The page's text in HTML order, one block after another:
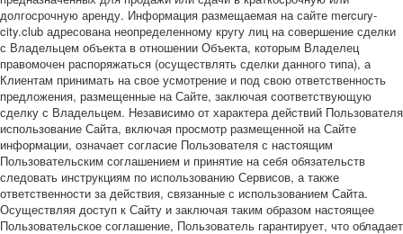
долгосрочную аренду. Информация размещаемая на сайте mercury-
city.club адресована неопределенному кругу лиц на совершение сделки
с Владельцем объекта в отношении Объекта, которым Владелец
правомочен распоряжаться (осуществлять сделки данного типа), а
Клиентам принимать на свое усмотрение и под свою ответственность
предложения, размещенные на Сайте, заключая соответствующую
сделку с Владельцем. Независимо от характера действий Пользователя
использование Сайта, включая просмотр размещенной на Сайте
информации, означает согласие Пользователя с настоящим
Пользовательским соглашением и принятие на себя обязательств
следовать инструкциям по использованию Сервисов, а также
ответственности за действия, связанные с использованием Сайта.
Осуществляя доступ к Сайту и заключая таким образом настоящее
Пользовательское соглашение, Пользователь гарантирует, что обладает